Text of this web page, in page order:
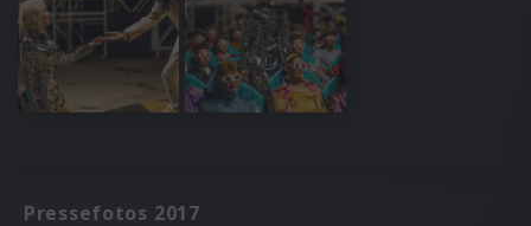
Pressefotos 2017